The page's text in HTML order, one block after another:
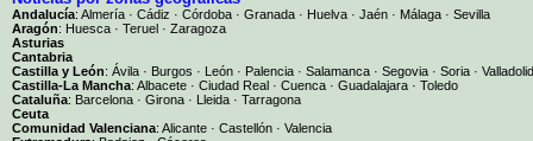
Andalucía: Almería · Cádiz · Córdoba · Granada · Huelva · Jaén · Málaga · Sevilla
Aragón: Huesca · Teruel · Zaragoza
Asturias
Cantabria
Castilla y León: Ávila · Burgos · León · Palencia · Salamanca · Segovia · Soria · Valladolid
Castilla-La Mancha: Albacete · Ciudad Real · Cuenca · Guadalajara · Toledo
Cataluña: Barcelona · Girona · Lleida · Tarragona
Ceuta
Comunidad Valenciana: Alicante · Castellón · Valencia